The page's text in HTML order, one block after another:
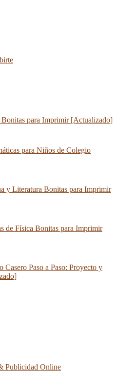
Bonitas para Imprimir [Actualizado]
para Niños de Colegio
y Literatura Bonitas para Imprimir
de Física Bonitas para Imprimir
Casero Paso a Paso: Proyecto y
Publicidad Online